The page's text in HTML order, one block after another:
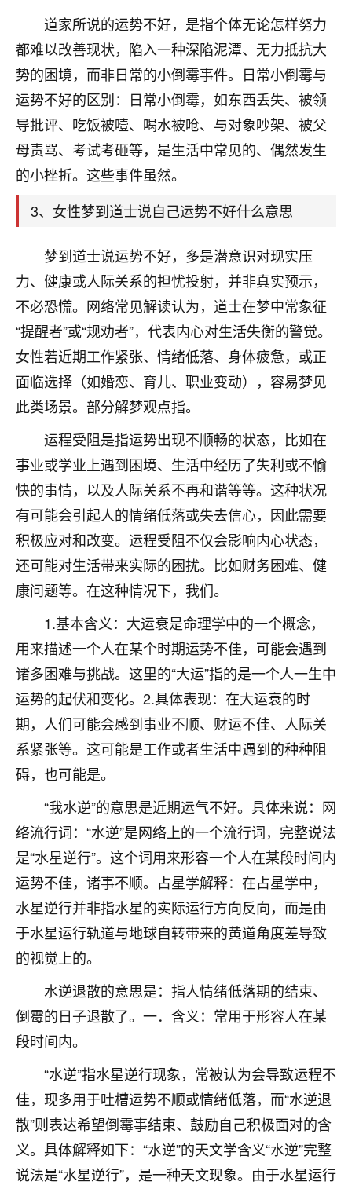
道家所说的运势不好，是指个体无论怎样努力
都难以改善现状，陷入一种深陷泥潭、无力抵抗大
势的困境，而非日常的小倒霉事件。日常小倒霉与
运势不好的区别：日常小倒霉，如东西丢失、被领
导批评、吃饭被噎、喝水被呛、与对象吵架、被父
母责骂、考试考砸等，是生活中常见的、偶然发生
的小挫折。这些事件虽然。
3、女性梦到道士说自己运势不好什么意思
梦到道士说运势不好，多是潜意识对现实压
力、健康或人际关系的担忧投射，并非真实预示，
不必恐慌。网络常见解读认为，道士在梦中常象征
“提醒者”或“规劝者”，代表内心对生活失衡的警觉。
女性若近期工作紧张、情绪低落、身体疲惫，或正
面临选择（如婚恋、育儿、职业变动），容易梦见
此类场景。部分解梦观点指。
运程受阻是指运势出现不顺畅的状态，比如在
事业或学业上遇到困境、生活中经历了失利或不愉
快的事情，以及人际关系不再和谐等等。这种状况
有可能会引起人的情绪低落或失去信心，因此需要
积极应对和改变。运程受阻不仅会影响内心状态，
还可能对生活带来实际的困扰。比如财务困难、健
康问题等。在这种情况下，我们。
1.基本含义：大运衰是命理学中的一个概念，
用来描述一个人在某个时期运势不佳，可能会遇到
诸多困难与挑战。这里的“大运”指的是一个人一生中
运势的起伏和变化。2.具体表现：在大运衰的时
期，人们可能会感到事业不顺、财运不佳、人际关
系紧张等。这可能是工作或者生活中遇到的种种阻
碍，也可能是。
“我水逆”的意思是近期运气不好。具体来说：网
络流行词：“水逆”是网络上的一个流行词，完整说法
是“水星逆行”。这个词用来形容一个人在某段时间内
运势不佳，诸事不顺。占星学解释：在占星学中，
水星逆行并非指水星的实际运行方向反向，而是由
于水星运行轨道与地球自转带来的黄道角度差导致
的视觉上的。
水逆退散的意思是：指人情绪低落期的结束、
倒霉的日子退散了。一．含义：常用于形容人在某
段时间内。
“水逆”指水星逆行现象，常被认为会导致运程不
佳，现多用于吐槽运势不顺或情绪低落，而“水逆退
散”则表达希望倒霉事结束、鼓励自己积极面对的含
义。具体解释如下：“水逆”的天文学含义“水逆”完整
说法是“水星逆行”，是一种天文现象。由于水星运行
17分钟前 来自湖北 19
心若莲花
我是做餐饮的，这两年，生意屡屡受挫，店开一家关
一家，要么生意不好，生意好的就出事。前些年攒的
家底快败光了，真是倒霉！我也想找人看看到底怎么
回事？
鹿森 ：你可以找老师看看，人有时不服命不行
太阳当空赵：我也做餐饮的，生意不算大，但
址、风水、还有开业日子，哪哪都看了，虽然
大环境不好，但是我家生意还可以，前几天又
刚找老师做了补财库，希望财运更好一点！
2小时前 来自海南 18
梦醒时分
我女儿高二叛逆，大半年不上学，一说她就要死要活
的，把我们两口子愁的不行，朋友给我推荐的慧来老
师，一开始我是病急乱投医，这半年来，法事一个个
做完，我女儿跟变了个人一样，不期望她能考多好的
大学，只要能安安稳稳的把书读了，身体心理都健健
康康的我就很知足了！
鹿森：可怜天下父母心啊！
3小时前 来自河北 16
付深
我是公司人事调整，有升迁机会，但同时竞争的我们
三个，找老师的时候是抱着侥幸心理，没想到老师看
着我晋升有望，我半信半疑的按照老师建议，做了化
太岁还有一个发钱粮，本来年前的人事调整，拖到年
后，我以为都没戏了，结果开年一上班，开会提拔升
职第一个就是我，职务无所谓，主要是底薪加了
3000，非常开心，无论如何，感恩感谢！🙏🏻
鹿森 ：恭喜升职加薪！！，请客吗？�
12小时前 来自北京
心心相印
我身体不太好，总是病病殃殃的，去检查又没什么大
问题，反正就是不舒服。中医西医看遍了，找不到问
题，后来无意中看到有人推荐慧来老师，跟老师聊过
之后，心情豁然开朗，也听老师建议，处理了一些因
果问题。今年以来，身体比以前好多，主要是心情好
了，老师说境随心转，现在深有体会了。
鹿森：是的，其实跟老师聊过之后，最大的感
触，首先就是心态会变好，万般皆是命，半点
不由人！
1天前 来自四川
金白水清
我也想找老师看看，有没有人给个联系方式的啊？
鹿森：慧来老师微信：gjsy0624
1天前 来自江西 12